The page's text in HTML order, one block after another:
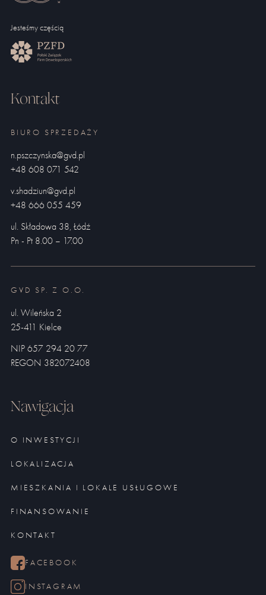
Jesteśmy częścią
Kontakt
BIURO SPRZEDAŻY
n.pszczynska@gvd.pl
+48 608 071 542
v.shadziun@gvd.pl
+48 666 055 459
ul. Składowa 38, Łódź
Pn - Pt 8.00 – 17.00
GVD SP. Z O.O.
ul. Wileńska 2
25-411 Kielce
NIP 657 294 20 77
REGON 382072408
Nawigacja
O INWESTYCJI
LOKALIZACJA
MIESZKANIA I LOKALE USŁUGOWE
FINANSOWANIE
KONTAKT
FACEBOOK
INSTAGRAM